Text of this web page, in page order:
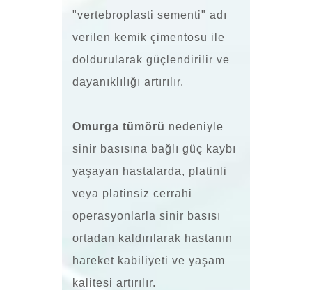
"vertebroplasti sementi" adı
verilen kemik çimentosu ile
doldurularak güçlendirilir ve
dayanıklılığı artırılır.
Omurga tümörü nedeniyle
sinir basısına bağlı güç kaybı
yaşayan hastalarda, platinli
veya platinsiz cerrahi
operasyonlarla sinir basısı
ortadan kaldırılarak hastanın
hareket kabiliyeti ve yaşam
kalitesi artırılır.